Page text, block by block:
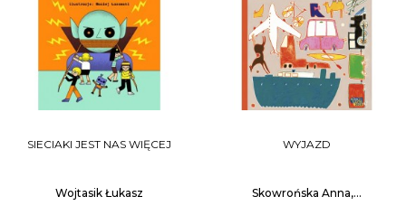
SIECIAKI JEST NAS WIĘCEJ
Wojtasik Łukasz
WYJAZD
Skowrońska Anna,...